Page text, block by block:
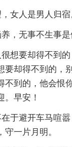
女人是男人归宿
，无事不生事是
想要却得不到
要却得不到的，
不到的，他会恨
。早安！
于避开车马喧
一片月明。